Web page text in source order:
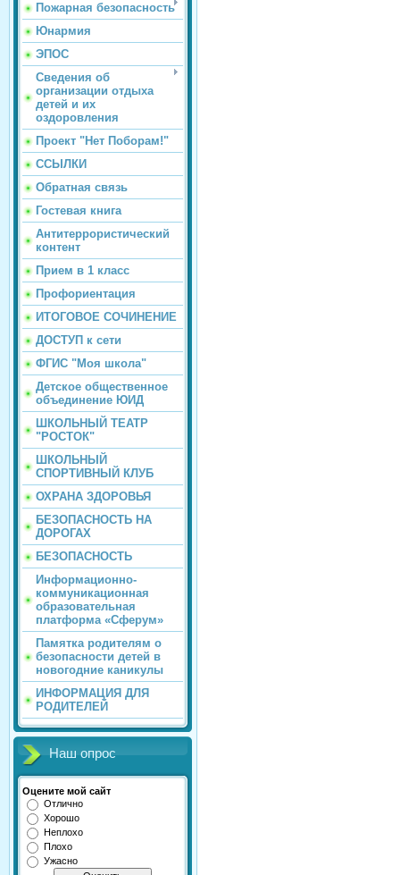
Пожарная безопасность
Юнармия
ЭПОС
Сведения об
организации отдыха
детей и их
оздоровления
Проект "Нет Поборам!"
ССЫЛКИ
Обратная связь
Гостевая книга
Антитеррористический
контент
Прием в 1 класс
Профориентация
ИТОГОВОЕ СОЧИНЕНИЕ
ДОСТУП к сети
ФГИС "Моя школа"
Детское общественное
объединение ЮИД
ШКОЛЬНЫЙ ТЕАТР
"РОСТОК"
ШКОЛЬНЫЙ
СПОРТИВНЫЙ КЛУБ
ОХРАНА ЗДОРОВЬЯ
БЕЗОПАСНОСТЬ НА
ДОРОГАХ
БЕЗОПАСНОСТЬ
Информационно-
коммуникационная
образовательная
платформа «Сферум»
Памятка родителям о
безопасности детей в
новогодние каникулы
ИНФОРМАЦИЯ ДЛЯ
РОДИТЕЛЕЙ
Наш опрос
Оцените мой сайт
Отлично
Хорошо
Неплохо
Плохо
Ужасно